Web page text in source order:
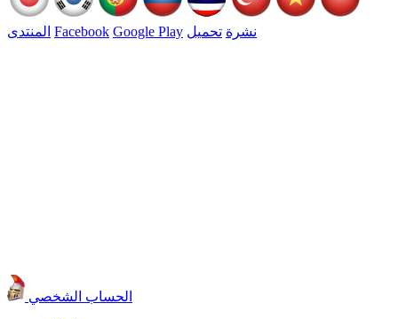
المنتدى Facebook Google Play نشرة تحميل
الحساب الشخصي